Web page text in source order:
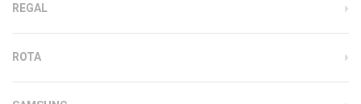
REGAL
ROTA